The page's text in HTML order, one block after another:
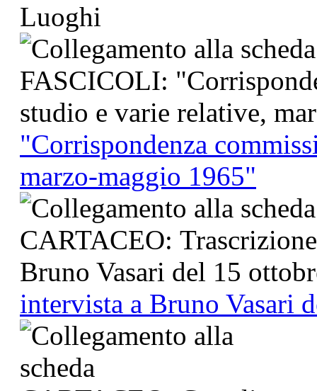
Luoghi
"Corrispondenza
marzo-maggio 1965"
intervista a Bruno Vasari